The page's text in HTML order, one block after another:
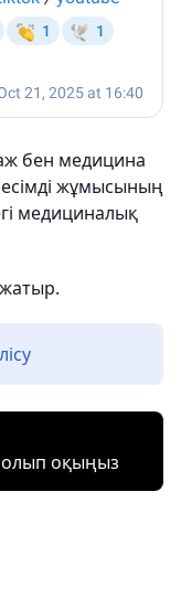
бен медицина
жұмысының
медициналық
жатыр.
оқыңыз